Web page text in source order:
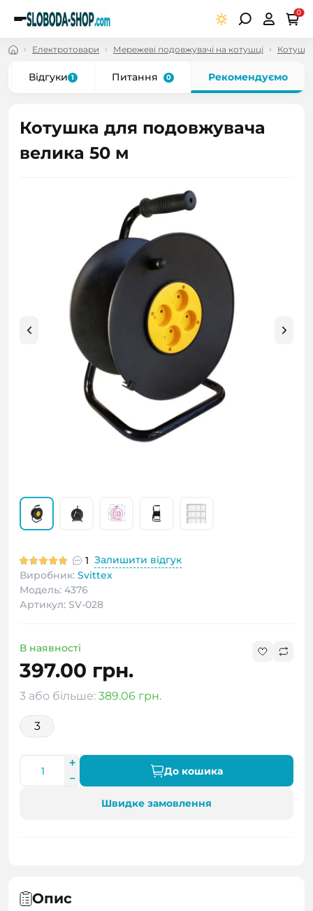
0
Електротовари Мережеві подовжувачі на котушці
Відгуки 1 Питання 0 Рекомендуємо
Котушка для подовжувача
велика 50 м
1 Залишити відгук
Виробник: Svittex
Модель: 4376
Артикул: SV-028
В наявності
397.00 грн.
3 або більше: 389.06 грн.
3
До кошика
Швидке замовлення
Опис